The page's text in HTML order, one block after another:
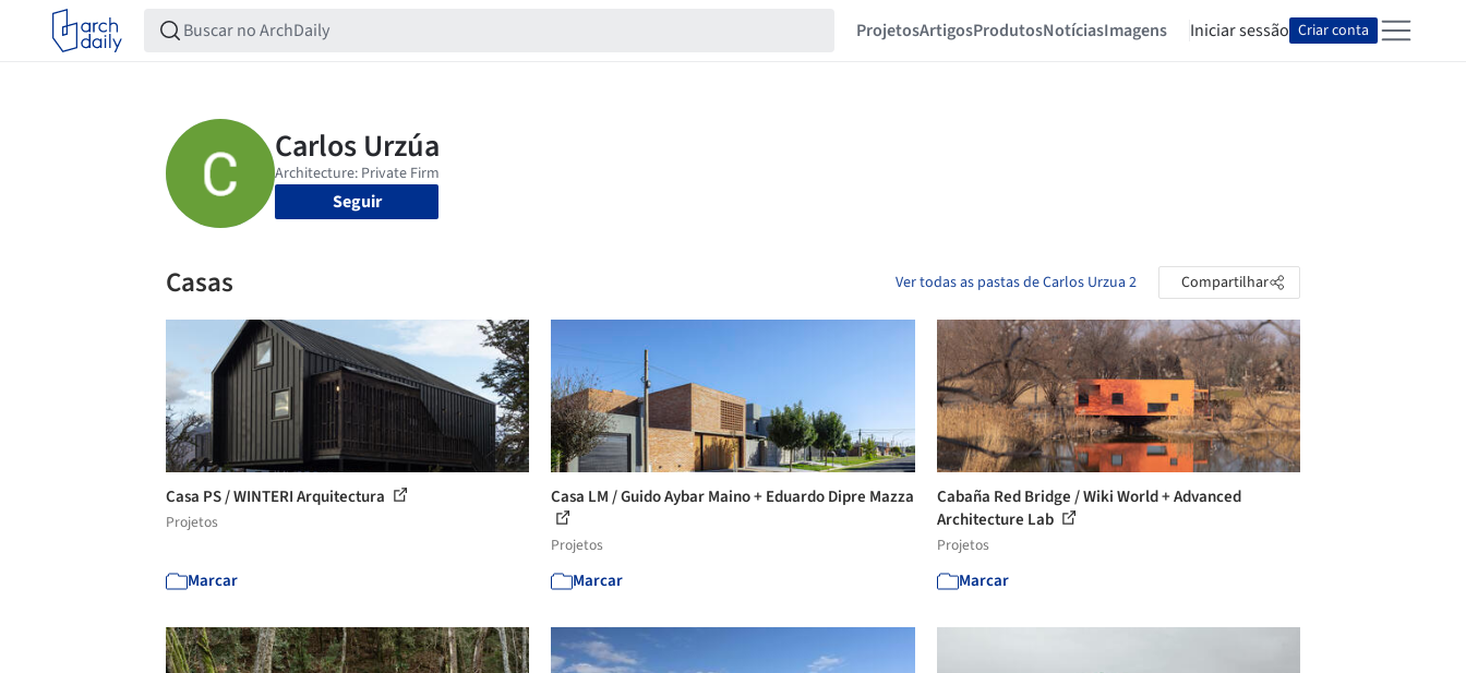
ProjetosArtigosProdutosNotíciasImagens Iniciar sessão Criar conta
Seguir
Casas Ver todas as pastas de Carlos Urzua 2 Compartilhar
Casa PS / WINTERI Arquitectura
Projetos
Marcar
Casa LM / Guido Aybar Maino + Eduardo Dipre Mazza
Projetos
Marcar
Cabaña Red Bridge / Wiki World + Advanced
Architecture Lab
Projetos
Marcar